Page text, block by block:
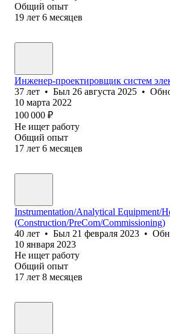
Общий опыт
19 лет 6 месяцев
Инженер-проектировщик систем
37 лет • Был 26 августа 2025 •
10 марта 2022
100 000 ₽
Не ищет работу
Общий опыт
17 лет 6 месяцев
Instrumentation/Analytical Equipment/
(Construction/PreCom/Commissioning)
40 лет • Был 21 февраля 2023 •
10 января 2023
Не ищет работу
Общий опыт
17 лет 8 месяцев